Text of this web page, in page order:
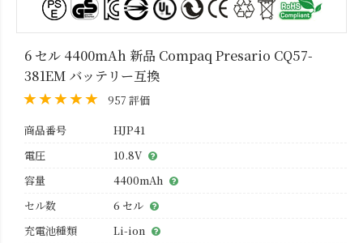
6 セル 4400mAh 新品 Compaq Presario CQ57-
381EM バッテリー互換
957 評価
商品番号
HJP41
電圧
10.8V
容量
4400mAh
セル数
6 セル
充電池種類
Li-ion